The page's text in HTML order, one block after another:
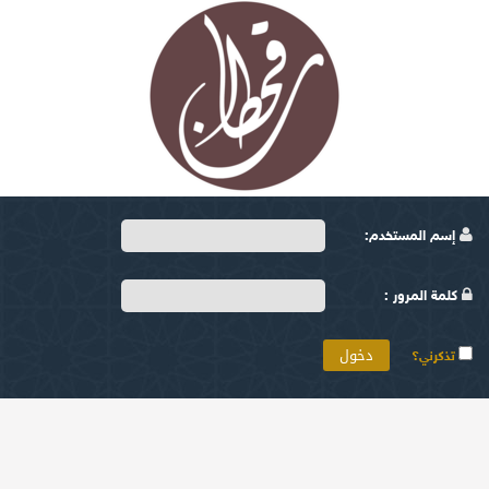
إسم المستخدم:
كلمة المرور :
تذكرني؟